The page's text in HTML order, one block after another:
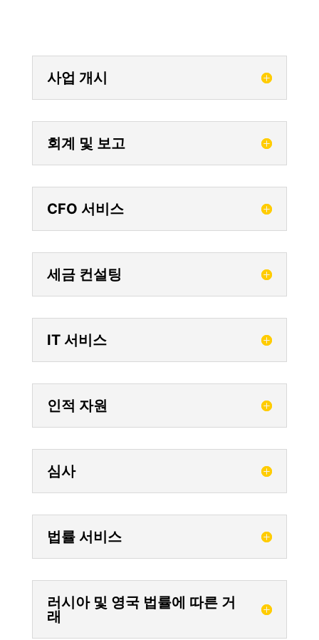
사업 개시
회계 및 보고
CFO 서비스
세금 컨설팅
IT 서비스
인적 자원
심사
법률 서비스
러시아 및 영국 법률에 따른 거
래